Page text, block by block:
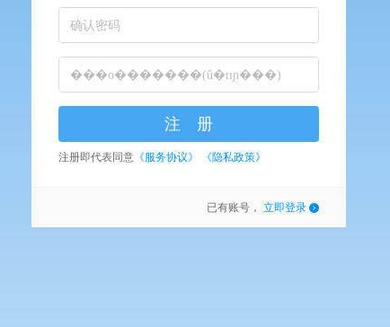
确认密码
���о�������(û�пɲ���)
注 册
注册即代表同意 《服务协议》 《隐私政策》
已有账号， 立即登录